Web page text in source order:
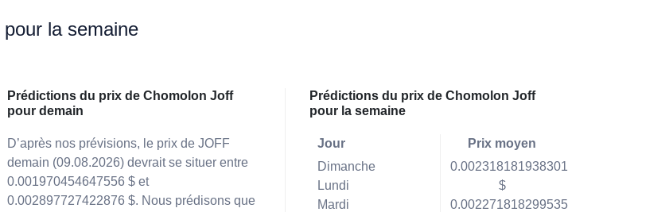
la semaine
Prédictions du prix de Chomolon Joff
pour demain
D’après nos prévisions, le prix de JOFF
demain (09.08.2026) devrait se situer entre
0.001970454647556 $ et
0.002897727422876 $. Nous prédisons que
Prédictions du prix de Chomolon Joff
pour la semaine
Jour
Dimanche
Lundi
Mardi
Prix moyen
0.002318181938301
$
0.002271818299535